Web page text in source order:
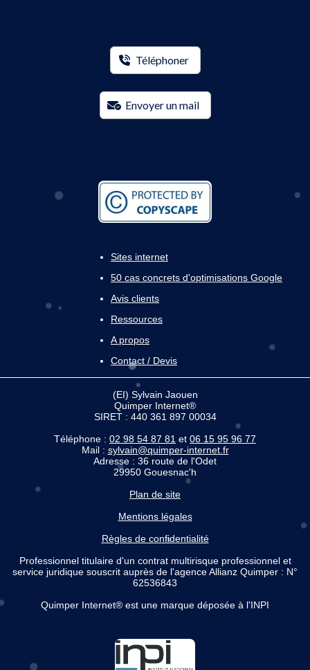
Téléphoner
Envoyer un mail
Sites internet
50 cas concrets d'optimisations Google
Avis clients
Ressources
A propos
Contact / Devis
(EI) Sylvain Jaouen
Quimper Internet®
SIRET : 440 361 897 00034
Téléphone : 02 98 54 87 81 et 06 15 95 96 77
Mail : sylvain@quimper-internet.fr
Adresse : 36 route de l'Odet
29950 Gouesnac'h
Plan de site
Mentions légales
Règles de confidentialité
Professionnel titulaire d'un contrat multirisque professionnel et
service juridique souscrit auprès de l'agence Allianz Quimper : N°
62536843
Quimper Internet® est une marque déposée à l'INPI